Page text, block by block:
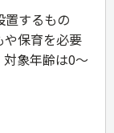
置するもの
や保育を必要
象年齢は0～